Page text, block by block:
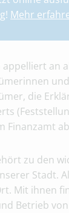
Mehr
an
und
die
Finanzamt
zu den
Stadt.
Mit ihnen
Betrieb